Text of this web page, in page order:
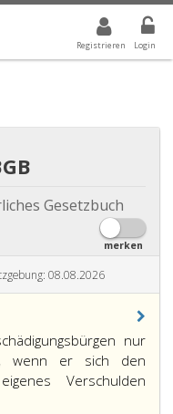
Registrieren Login
WERT IST ALLE
Gesetzbuch
merken
08.08.2026
nur
wenn er sich den
Verschulden